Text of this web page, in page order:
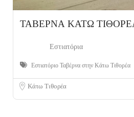
ΤΑΒΕΡΝΑ ΚΑΤΩ
Εστιατόρια
Εστιατόριο Ταβέρνα στην Κάτω Τιθορέα
Κάτω Τιθορέα